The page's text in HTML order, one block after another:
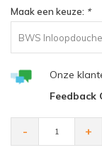
Maak een keuze: *
BWS
Nano Coating
Onze
Feedback
- +